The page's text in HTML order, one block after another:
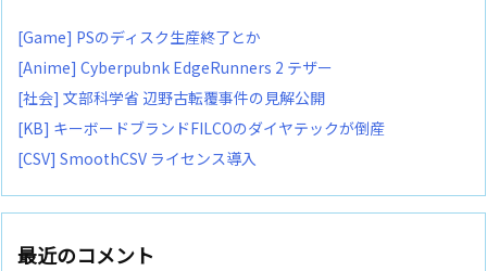
[Game] PSのディスク生産終了とか
[Anime] Cyberpubnk EdgeRunners 2 テザー
[社会] 文部科学省 辺野古転覆事件の見解公開
[KB] キーボードブランドFILCOのダイヤテックが倒産
[CSV] SmoothCSV ライセンス導入
最近のコメント